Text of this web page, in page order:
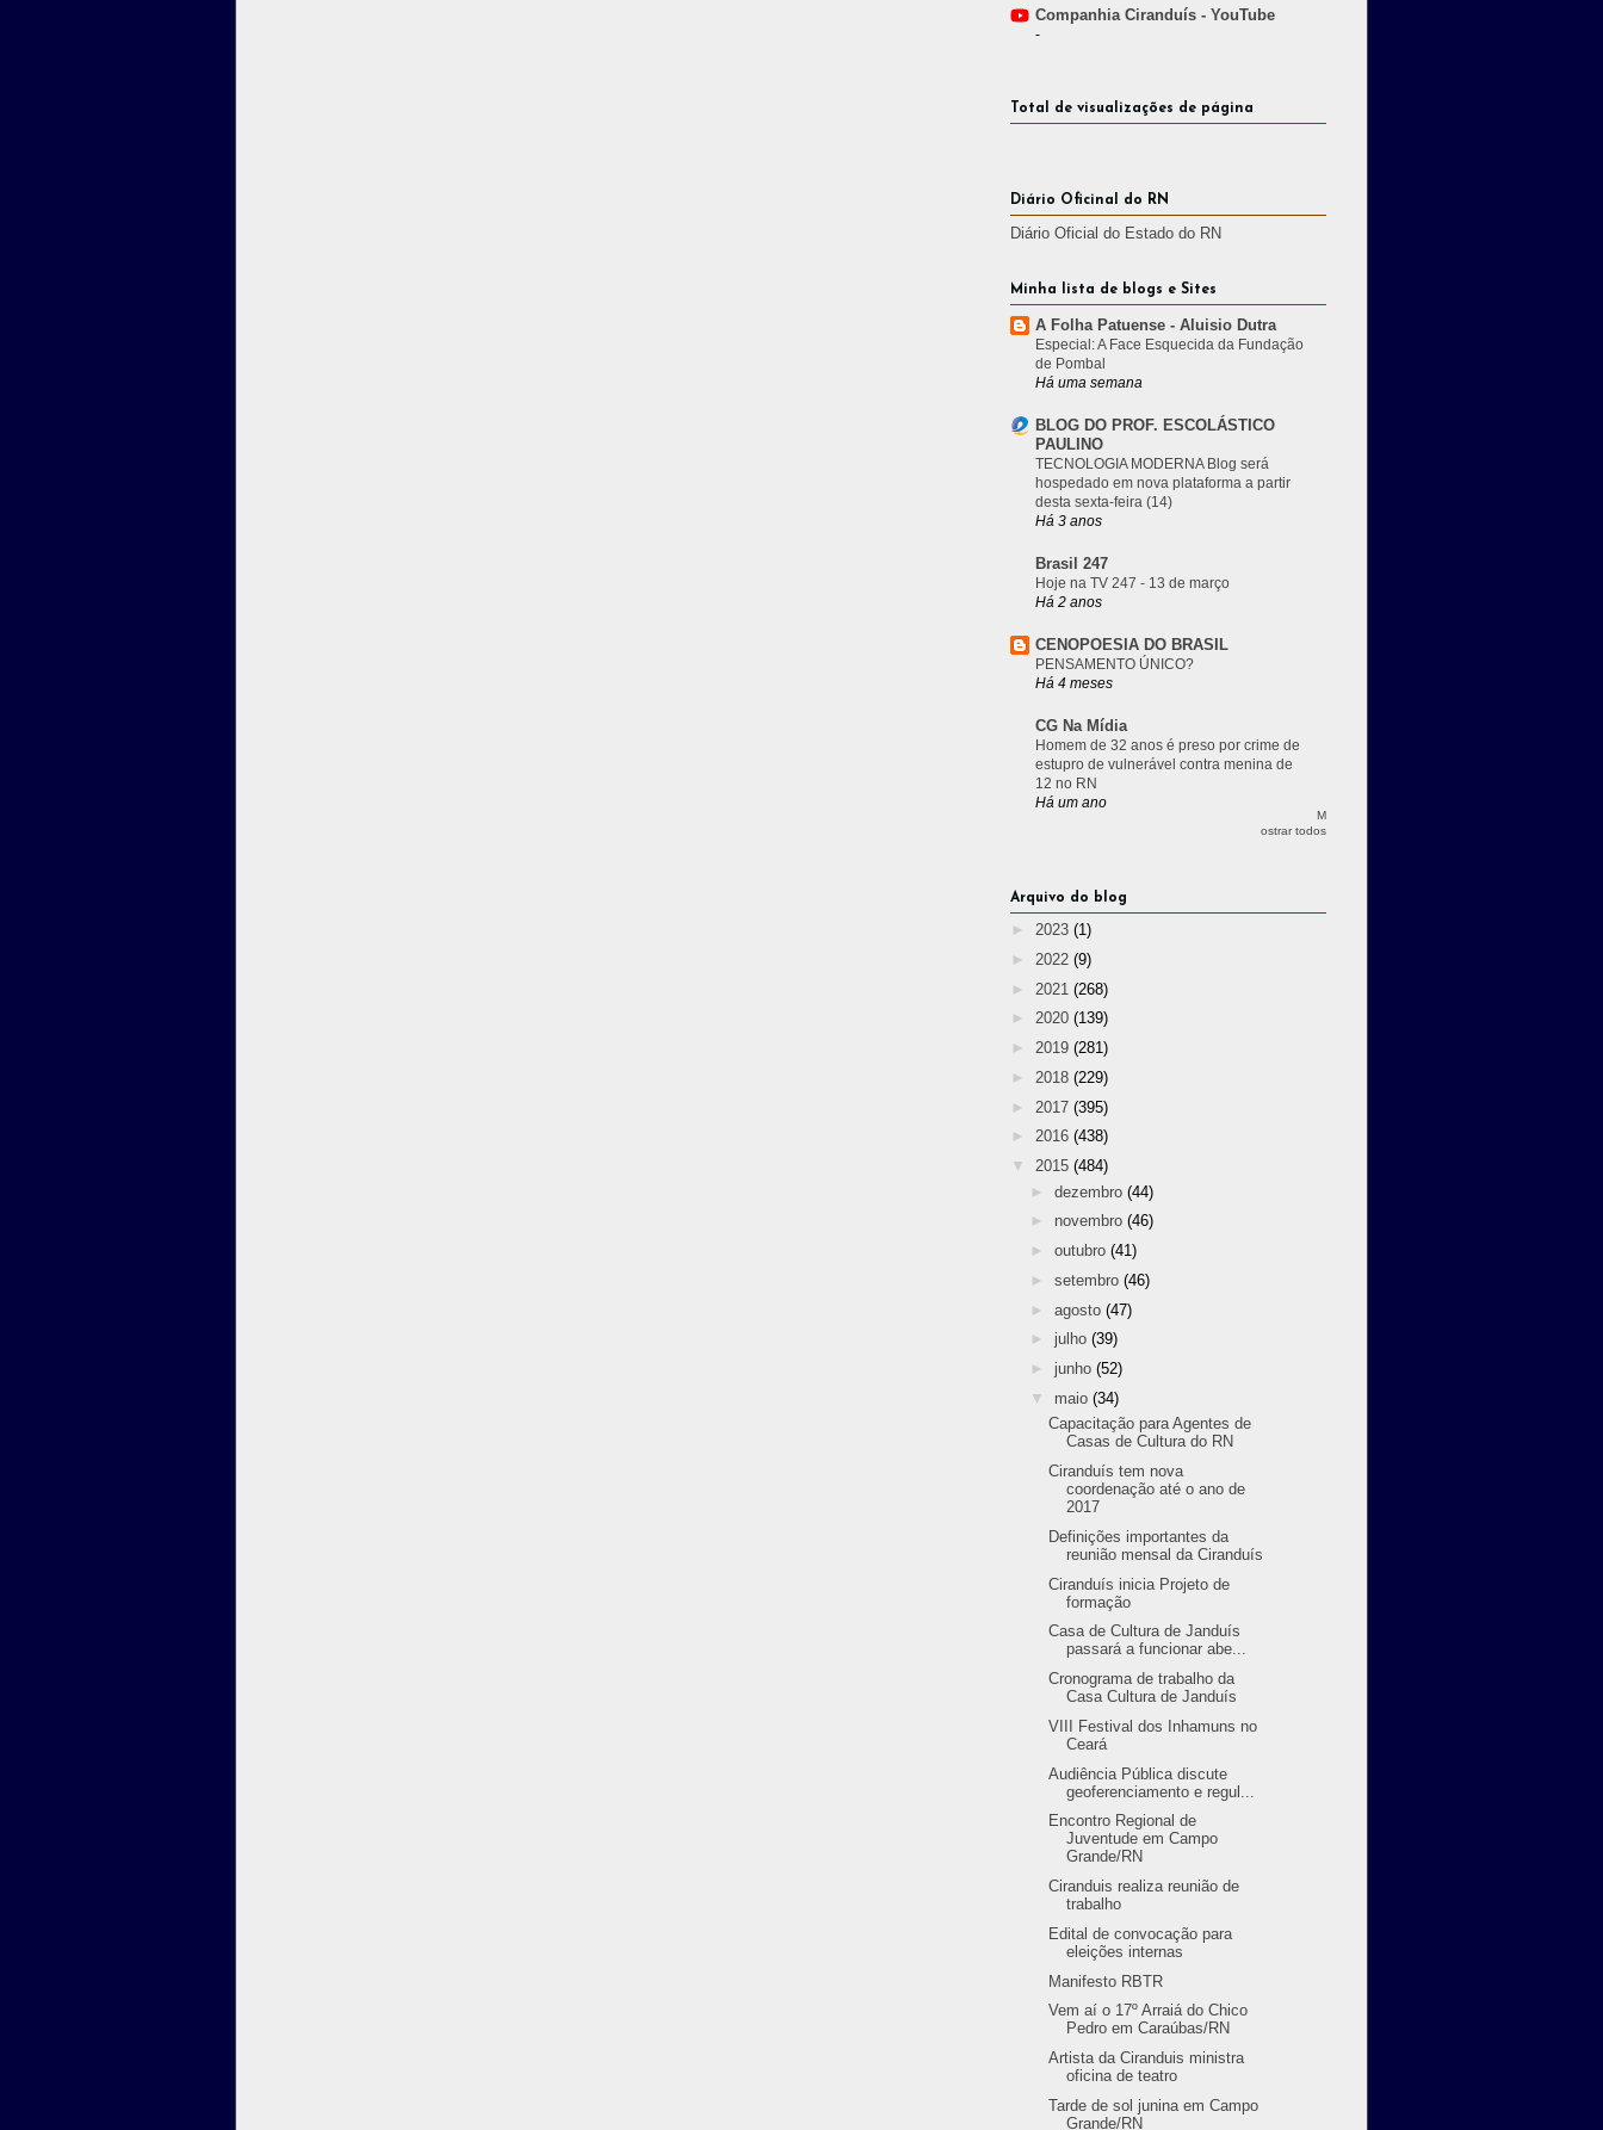
Companhia Ciranduís - YouTube
-
Total de visualizações de página
Diário Oficinal do RN
Diário Oficial do Estado do RN
Minha lista de blogs e Sites
A Folha Patuense - Aluisio Dutra
Especial: A Face Esquecida da Fundação
de Pombal
Há uma semana
BLOG DO PROF. ESCOLÁSTICO
PAULINO
TECNOLOGIA MODERNA Blog será
hospedado em nova plataforma a partir
desta sexta-feira (14)
Há 3 anos
Brasil 247
Hoje na TV 247 - 13 de março
Há 2 anos
CENOPOESIA DO BRASIL
PENSAMENTO ÚNICO?
Há 4 meses
CG Na Mídia
Homem de 32 anos é preso por crime de
estupro de vulnerável contra menina de
12 no RN
Há um ano
M
ostrar todos
Arquivo do blog
► 2023 (1)
► 2022 (9)
► 2021 (268)
► 2020 (139)
► 2019 (281)
► 2018 (229)
► 2017 (395)
► 2016 (438)
▼ 2015 (484)
► dezembro (44)
► novembro (46)
► outubro (41)
► setembro (46)
► agosto (47)
► julho (39)
► junho (52)
▼ maio (34)
Capacitação para Agentes de
Casas de Cultura do RN
Ciranduís tem nova
coordenação até o ano de
2017
Definições importantes da
reunião mensal da Ciranduís
Ciranduís inicia Projeto de
formação
Casa de Cultura de Janduís
passará a funcionar abe...
Cronograma de trabalho da
Casa Cultura de Janduís
VIII Festival dos Inhamuns no
Ceará
Audiência Pública discute
geoferenciamento e regul...
Encontro Regional de
Juventude em Campo
Grande/RN
Ciranduis realiza reunião de
trabalho
Edital de convocação para
eleições internas
Manifesto RBTR
Vem aí o 17º Arraiá do Chico
Pedro em Caraúbas/RN
Artista da Ciranduis ministra
oficina de teatro
Tarde de sol junina em Campo
Grande/RN